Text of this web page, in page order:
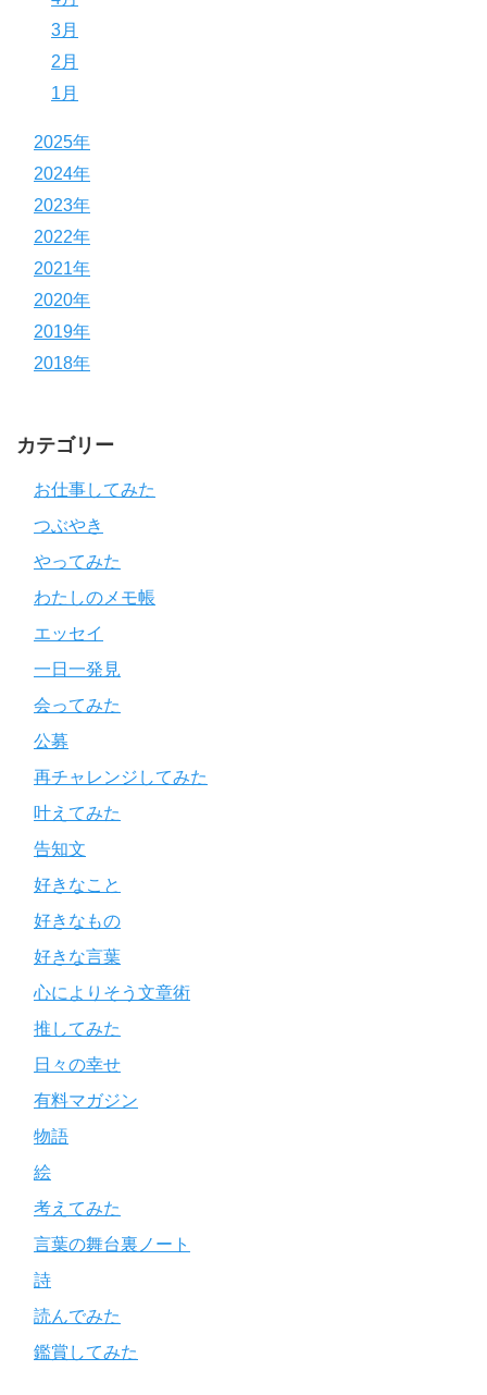
3月
2月
1月
2025年
2024年
2023年
2022年
2021年
2020年
2019年
2018年
カテゴリー
お仕事してみた
つぶやき
やってみた
わたしのメモ帳
エッセイ
一日一発見
会ってみた
公募
再チャレンジしてみた
叶えてみた
告知文
好きなこと
好きなもの
好きな言葉
心によりそう文章術
推してみた
日々の幸せ
有料マガジン
物語
絵
考えてみた
言葉の舞台裏ノート
詩
読んでみた
鑑賞してみた